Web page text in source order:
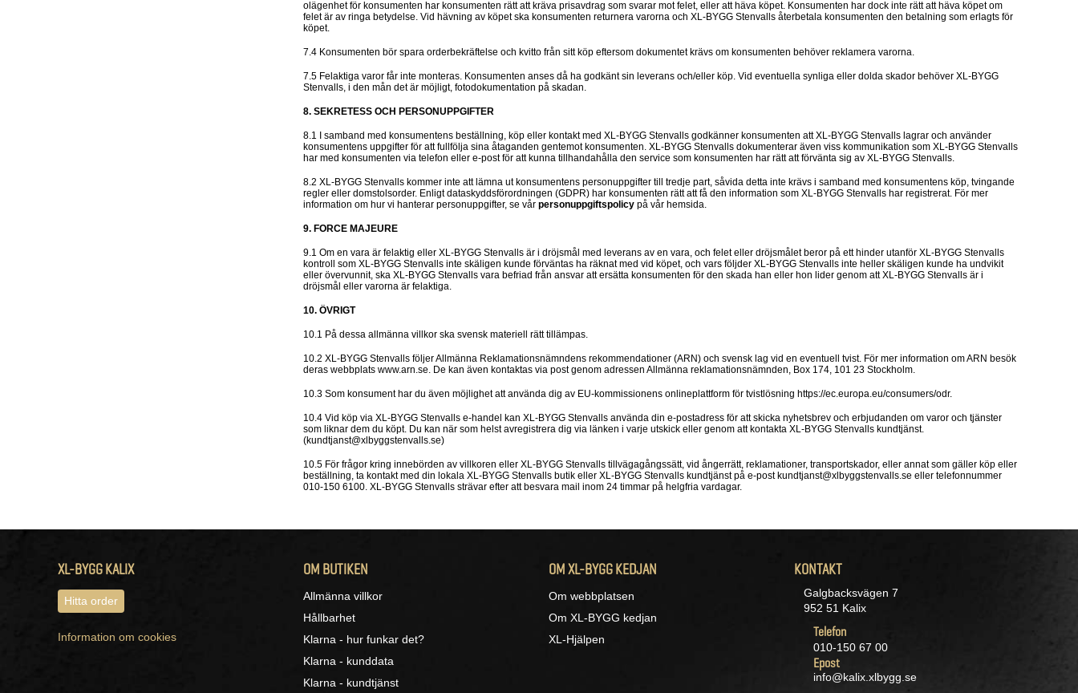
olägenhet för konsumenten har konsumenten rätt att kräva prisavdrag som svarar mot felet, eller att häva köpet. Konsumenten har dock inte rätt att häva köpet om
felet är av ringa betydelse. Vid hävning av köpet ska konsumenten returnera varorna och XL-BYGG Stenvalls återbetala konsumenten den betalning som erlagts för
köpet.
7.4 Konsumenten bör spara orderbekräftelse och kvitto från sitt köp eftersom dokumentet krävs om konsumenten behöver reklamera varorna.
7.5 Felaktiga varor får inte monteras. Konsumenten anses då ha godkänt sin leverans och/eller köp. Vid eventuella synliga eller dolda skador behöver XL-BYGG
Stenvalls, i den mån det är möjligt, fotodokumentation på skadan.
8. SEKRETESS OCH PERSONUPPGIFTER
8.1 I samband med konsumentens beställning, köp eller kontakt med XL-BYGG Stenvalls godkänner konsumenten att XL-BYGG Stenvalls lagrar och använder
konsumentens uppgifter för att fullfölja sina åtaganden gentemot konsumenten. XL-BYGG Stenvalls dokumenterar även viss kommunikation som XL-BYGG Stenvalls
har med konsumenten via telefon eller e-post för att kunna tillhandahålla den service som konsumenten har rätt att förvänta sig av XL-BYGG Stenvalls.
8.2 XL-BYGG Stenvalls kommer inte att lämna ut konsumentens personuppgifter till tredje part, såvida detta inte krävs i samband med konsumentens köp, tvingande
regler eller domstolsorder. Enligt dataskyddsförordningen (GDPR) har konsumenten rätt att få den information som XL-BYGG Stenvalls har registrerat. För mer
information om hur vi hanterar personuppgifter, se vår personuppgiftspolicy på vår hemsida.
9. FORCE MAJEURE
9.1 Om en vara är felaktig eller XL-BYGG Stenvalls är i dröjsmål med leverans av en vara, och felet eller dröjsmålet beror på ett hinder utanför XL-BYGG Stenvalls
kontroll som XL-BYGG Stenvalls inte skäligen kunde förväntas ha räknat med vid köpet, och vars följder XL-BYGG Stenvalls inte heller skäligen kunde ha undvikit
eller övervunnit, ska XL-BYGG Stenvalls vara befriad från ansvar att ersätta konsumenten för den skada han eller hon lider genom att XL-BYGG Stenvalls är i
dröjsmål eller varorna är felaktiga.
10. ÖVRIGT
10.1 På dessa allmänna villkor ska svensk materiell rätt tillämpas.
10.2 XL-BYGG Stenvalls följer Allmänna Reklamationsnämndens rekommendationer (ARN) och svensk lag vid en eventuell tvist. För mer information om ARN besök
deras webbplats www.arn.se. De kan även kontaktas via post genom adressen Allmänna reklamationsnämnden, Box 174, 101 23 Stockholm.
10.3 Som konsument har du även möjlighet att använda dig av EU-kommissionens onlineplattform för tvistlösning https://ec.europa.eu/consumers/odr.
10.4 Vid köp via XL-BYGG Stenvalls e-handel kan XL-BYGG Stenvalls använda din e-postadress för att skicka nyhetsbrev och erbjudanden om varor och tjänster
som liknar dem du köpt. Du kan när som helst avregistrera dig via länken i varje utskick eller genom att kontakta XL-BYGG Stenvalls kundtjänst.
(kundtjanst@xlbyggstenvalls.se)
10.5 För frågor kring innebörden av villkoren eller XL-BYGG Stenvalls tillvägagångssätt, vid ångerrätt, reklamationer, transportskador, eller annat som gäller köp eller
beställning, ta kontakt med din lokala XL-BYGG Stenvalls butik eller XL-BYGG Stenvalls kundtjänst på e-post kundtjanst@xlbyggstenvalls.se eller telefonnummer
010-150 6100. XL-BYGG Stenvalls strävar efter att besvara mail inom 24 timmar på helgfria vardagar.
XL-BYGG KALIX
Hitta order
Information om cookies
OM BUTIKEN
Allmänna villkor
Hållbarhet
Klarna - hur funkar det?
Klarna - kunddata
Klarna - kundtjänst
OM XL-BYGG KEDJAN
Om webbplatsen
Om XL-BYGG kedjan
XL-Hjälpen
KONTAKT
Galgbacksvägen 7
952 51 Kalix
Telefon
010-150 67 00
Epost
info@kalix.xlbygg.se